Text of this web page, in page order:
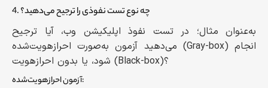
4. چه نوع تست نفوذی را ترجیح می‌دهید؟
به‌عنوان مثال؛ در تست نفوذ اپلیکیشن وب، آیا ترجیح
می‌دهید آزمون به‌صورت احرازهویت‌شده (Gray-box) انجام
آزمون احرازهویت‌شده: